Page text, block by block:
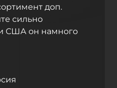
доп.
сильно
США он намного